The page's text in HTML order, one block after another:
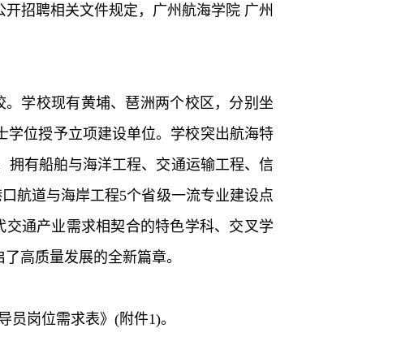
招聘相关文件规定，广州航海学院 广州
学校现有黄埔、琶洲两个校区，分别坐
学位授予立项建设单位。学校突出航海特
有船舶与海洋工程、交通运输工程、信
航道与海岸工程5个省级一流专业建设点
通产业需求相契合的特色学科、交叉学
高质量发展的全新篇章。
岗位需求表》(附件1)。